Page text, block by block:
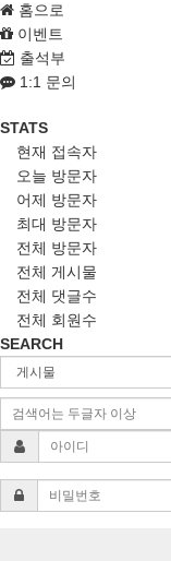
홈으로
이벤트
출석부
1:1 문의
STATS
현재 접속자
오늘 방문자
어제 방문자
최대 방문자
전체 방문자
전체 게시물
전체 댓글수
전체 회원수
SEARCH